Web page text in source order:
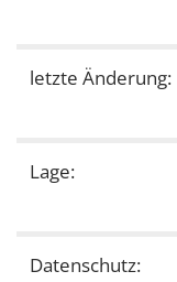
letzte Änderung:
Lage:
Datenschutz: